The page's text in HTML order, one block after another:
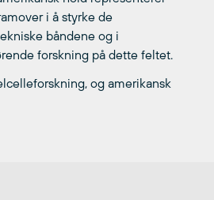
i å styrke de
båndene og i
forskning på dette feltet.
og amerikansk